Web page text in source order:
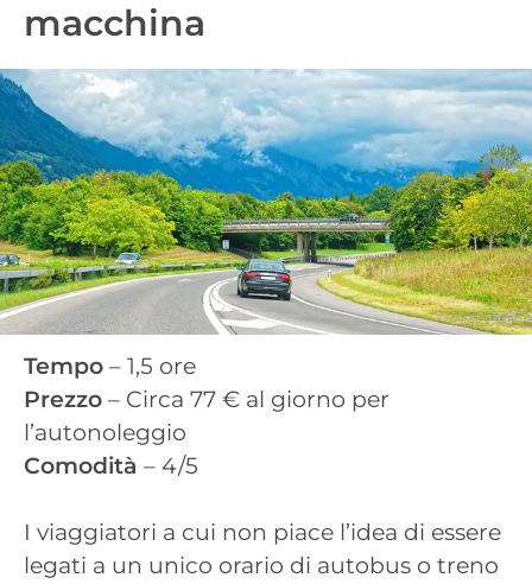
macchina
Tempo – 1,5 ore
Prezzo – Circa 77 € al giorno per
l’autonoleggio
Comodità – 4/5
I viaggiatori a cui non piace l’idea di essere
legati a un unico orario di autobus o treno